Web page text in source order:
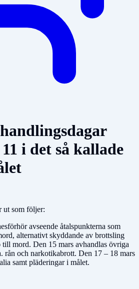
i det så kallade
ut som följer:
avseende åtalspunkterna som
alternativt skyddande av brottsling
mord. Den 15 mars avhandlas övriga
rån och narkotikabrott. Den 17 – 18 mars
samt pläderingar i målet.